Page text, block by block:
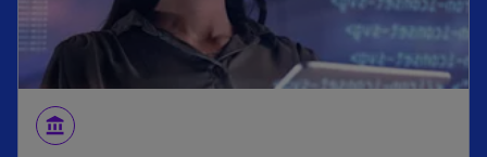
account_balance